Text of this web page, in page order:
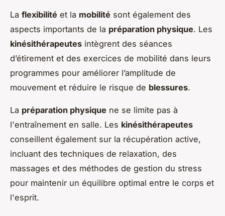
La flexibilité et la mobilité sont également des
aspects importants de la préparation physique. Les
kinésithérapeutes intègrent des séances
d’étirement et des exercices de mobilité dans leurs
programmes pour améliorer l’amplitude de
mouvement et réduire le risque de blessures.
La préparation physique ne se limite pas à
l'entraînement en salle. Les kinésithérapeutes
conseillent également sur la récupération active,
incluant des techniques de relaxation, des
massages et des méthodes de gestion du stress
pour maintenir un équilibre optimal entre le corps et
l'esprit.